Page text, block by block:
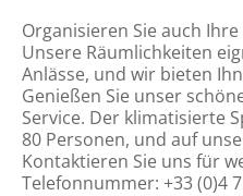
Organisieren Sie auch
Unsere Räumlichkeiten
Anlässe, und wir bieten
Genießen Sie unser
Service. Der klimatisierte
80 Personen, und auf
Kontaktieren Sie uns für
Telefonnummer: +33 (0)4